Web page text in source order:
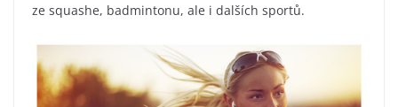
ze squashe, badmintonu, ale i dalších sportů.